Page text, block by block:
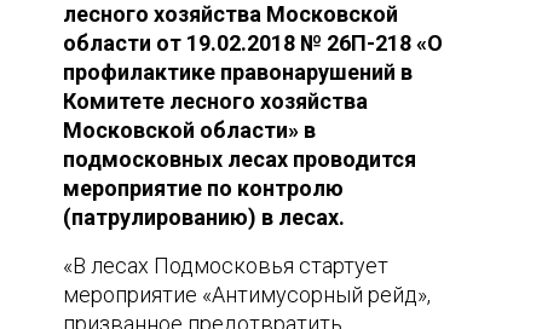
лесного хозяйства Московской
области от 19.02.2018 № 26П-218 «О
профилактике правонарушений в
Комитете лесного хозяйства
Московской области» в
подмосковных лесах проводится
мероприятие по контролю
(патрулированию) в лесах.
«В лесах Подмосковья стартует
мероприятие «Антимусорный рейд»,
призванное предотвратить